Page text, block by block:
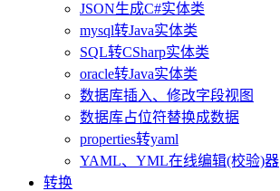
JSON生成C#实体类
mysql转Java实体类
SQL转CSharp实体类
oracle转Java实体类
数据库插入、修改字段视图
数据库占位符替换成数据
properties转yaml
YAML、YML在线编辑(校验)器
转换